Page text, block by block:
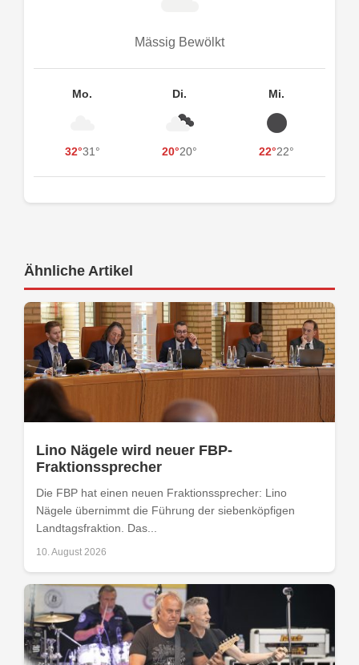
Mässig Bewölkt
Mo.
32°31°
Di.
20°20°
Mi.
22°22°
Ähnliche Artikel
Lino Nägele wird neuer FBP-
Fraktionssprecher
Die FBP hat einen neuen Fraktionssprecher: Lino
Nägele übernimmt die Führung der siebenköpfigen
Landtagsfraktion. Das...
10. August 2026